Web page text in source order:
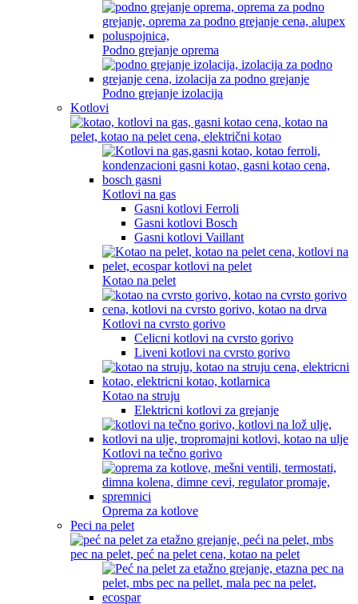
Podno grejanje oprema
Podno grejanje izolacija
Kotlovi
Kotlovi na gas
Gasni kotlovi Ferroli
Gasni kotlovi Bosch
Gasni kotlovi Vaillant
Kotao na pelet
Kotlovi na cvrsto gorivo
Celicni kotlovi na cvrsto gorivo
Liveni kotlovi na cvrsto gorivo
Kotao na struju
Elektricni kotlovi za grejanje
Kotlovi na tečno gorivo
Oprema za kotlove
Peci na pelet